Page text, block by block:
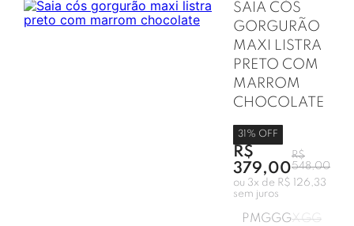
SAIA CÓS
GORGURÃO
MAXI LISTRA
PRETO COM
MARROM
CHOCOLATE
31 % OFF
R$
379,00
R$
548,00
ou 3x de R$ 126,33
sem juros
PMGGGXGG